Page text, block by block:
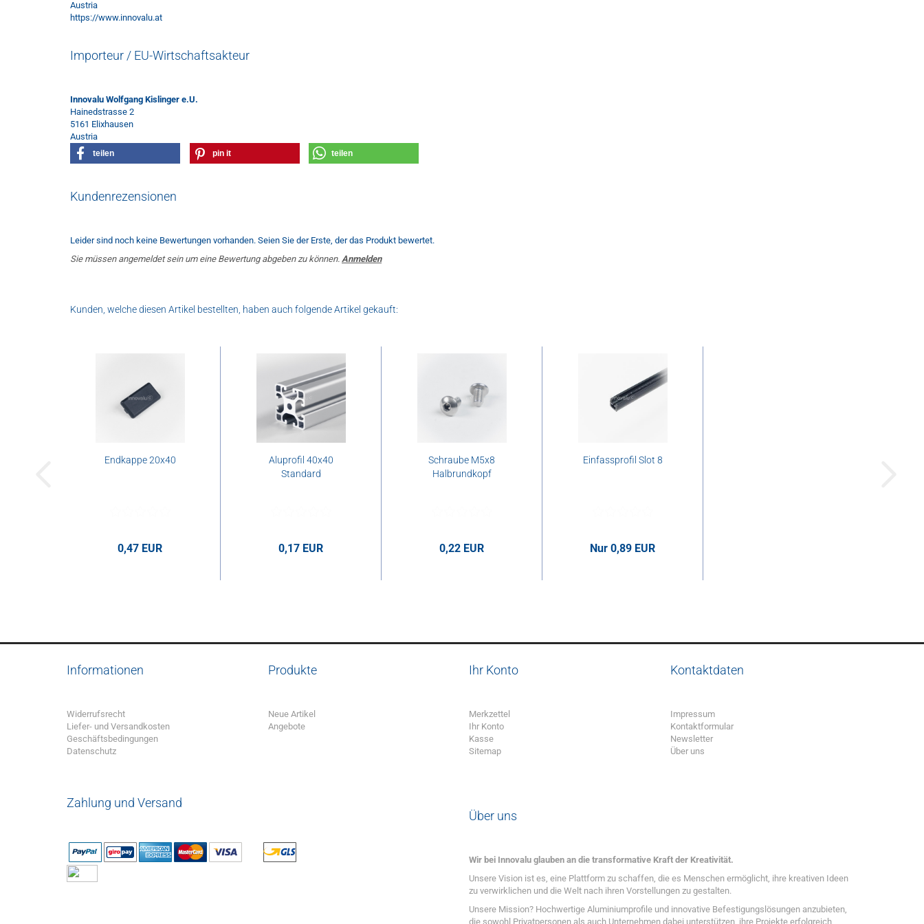
Austria
https://www.innovalu.at
Importeur / EU-Wirtschaftsakteur
Innovalu Wolfgang Kislinger e.U.
Hainedstrasse 2
5161 Elixhausen
Austria
teilen pin it teilen
Kundenrezensionen
Leider sind noch keine Bewertungen vorhanden. Seien Sie der Erste, der das Produkt bewertet.
Sie müssen angemeldet sein um eine Bewertung abgeben zu können. Anmelden
Kunden, welche diesen Artikel bestellten, haben auch folgende Artikel gekauft:
Endkappe 20x40
0,47 EUR
Aluprofil 40x40
Standard
0,17 EUR
Schraube M5x8
Halbrundkopf
0,22 EUR
Einfassprofil Slot 8
Nur 0,89 EUR
Informationen
Widerrufsrecht
Liefer- und Versandkosten
Geschäftsbedingungen
Datenschutz
Produkte
Neue Artikel
Angebote
Ihr Konto
Merkzettel
Ihr Konto
Kasse
Sitemap
Kontaktdaten
Impressum
Kontaktformular
Newsletter
Über uns
Zahlung und Versand
Über uns
Wir bei Innovalu glauben an die transformative Kraft der Kreativität.
Unsere Vision ist es, eine Plattform zu schaffen, die es Menschen ermöglicht, ihre kreativen Ideen
zu verwirklichen und die Welt nach ihren Vorstellungen zu gestalten.
Unsere Mission? Hochwertige Aluminiumprofile und innovative Befestigungslösungen anzubieten,
die sowohl Privatpersonen als auch Unternehmen dabei unterstützen, ihre Projekte erfolgreich